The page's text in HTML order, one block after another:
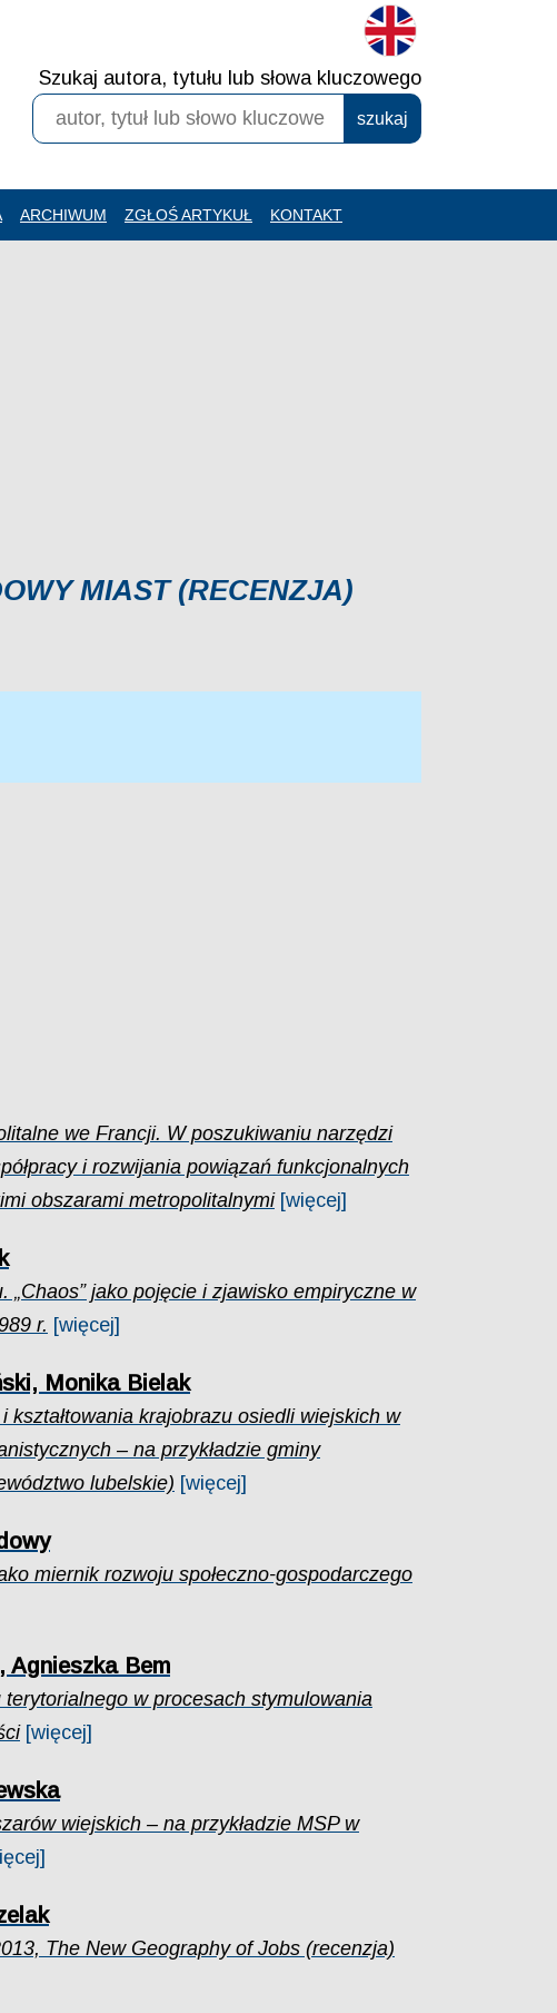
Szukaj autora, tytułu lub słowa kluczowego
ARCHIWUM ZGŁOŚ ARTYKUŁ KONTAKT
MIAST (RECENZJA)
we Francji. W poszukiwaniu narzędzi
i rozwijania powiązań funkcjonalnych
obszarami metropolitalnymi [więcej]
„Chaos” jako pojęcie i zjawisko empiryczne w
r. [więcej]
Monika Bielak
kształtowania krajobrazu osiedli wiejskich w
– na przykładzie gminy
lubelskie) [więcej]
miernik rozwoju społeczno-gospodarczego
Agnieszka Bem
w procesach stymulowania
[więcej]
wiejskich – na przykładzie MSP w
The New Geography of Jobs (recenzja)